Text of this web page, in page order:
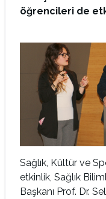
öğrencileri de
Sağlık, Kültür ve
etkinlik, Sağlık
Başkanı Prof. Dr.